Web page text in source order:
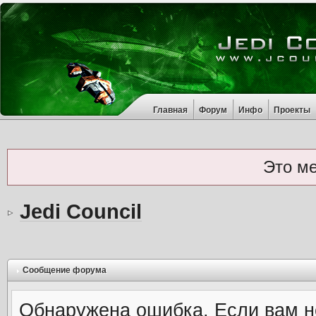
Главная Форум Инфо Проекты
Это
Jedi Council
Сообщение форума
Обнаружена ошибка. Если вам